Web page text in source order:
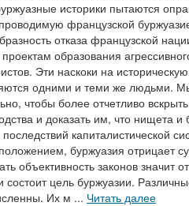
историки пытаются
французской
отказа французской
образования
Эти наскоки на
одними и теми же людьми.
чтобы более отчетливо
и доказать им, что нищета
капиталистической
буржуазия отрицает
объективность законов значит
цель буржуазии.
Их м ... Читать далее